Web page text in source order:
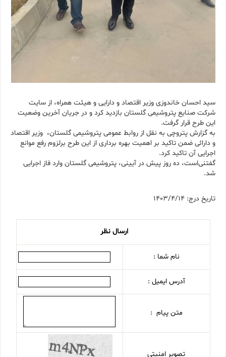
سید احسان خاندوزی وزیر اقتصاد و دارایی و هیئت همراه، از سایت
شرکت صنایع پتروشیمی گلستان بازدید کرد و در جریان آخرین وضعیت
این طرح قرار گرفت.
به گزارش پتروچی به نقل از روابط عمومی پتروشیمی گلستان، وزیر اقتصاد
و دارائی ضمن تاکید بر اهمیت بهره برداری از این طرح برلزوم رفع موانع
اجرایی آن تاکید کرد.
گفتنی‌است، ده روز پیش در آیینی، پتروشیمی گلستان وارد فاز اجرایی
شد.
تاریخ درج: 1403/4/14
ارسال نظر
نام شما :
آدرس ایمیل :
متن پیام :
تصویر امنیتی